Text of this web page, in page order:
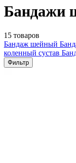
Бандажи
15 товаров
Бандаж шейный
коленный сустав
Фильтр